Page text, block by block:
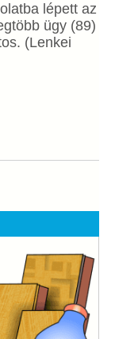
lépett az
ügy (89)
(Lenkei